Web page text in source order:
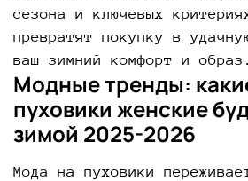
сезона и ключевых
превратят покупку в
ваш зимний комфорт и образ.
Модные тренды:
пуховики женские
зимой 2025-2026
Мода на пуховики